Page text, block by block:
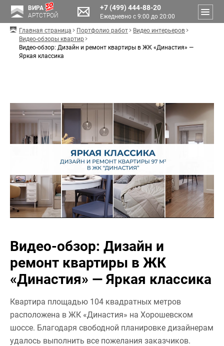
ВИРА
АРТСТРОЙ
+7 (499) 444-88-20
Ежедневно с 9:00 до 20:00
Главная страница
Портфолио работ
Видео интерьеров
Видео-обзоры квартир
Видео-обзор: Дизайн и ремонт квартиры в ЖК «Династия» —
Яркая классика
Видео-обзор: Дизайн и
ремонт квартиры в ЖК
«Династия» — Яркая классика
Квартира площадью 104 квадратных метров
расположена в ЖК «Династия» на Хорошевском
шоссе. Благодаря свободной планировке дизайнерам
удалось выполнить все пожелания заказчиков.